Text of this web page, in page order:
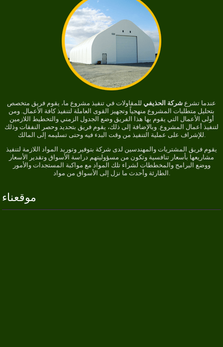
عندما تشرع شركة الحذيفي للمقاولات في تنفيذ مشروع ما، يقوم فريق متخصص
بتحليل متطلبات المشروع منهجياً وتجهيز القوى العاملة لتنفيذ كافة الأعمال. ومن
أولى الأعمال التي يقوم بها هذا الفريق وضع الجدول الزمني والتخطيط اللازمين
لتنفيذ أعمال المشروع. وبالإضافة إلى ذلك، يقوم فريق بتحديد وحصر النفقات وذلك
للإشراف على عملية التنفيذ من وقت البدء فيه وحتى تسليمه إلى المالك.
يقوم فريق المشتريات والمهندسين لدى شركة بتوفير وتوريد المواد اللازمة لتنفيذ
مشاريعها بأسعار تنافسية وتكون من مسؤوليتهم دراسة الأسواق وتقدير الأسعار
ووضع البرامج والمخططات لشراء تلك المواد مع مواكبة المستجدات والأمور
الطارئة وأحدث ما نزل إلى الأسواق من مواد.
موقعناء